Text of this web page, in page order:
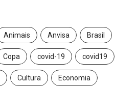
Animais Anvisa Brasil
Copa covid-19 covid19
Cultura Economia